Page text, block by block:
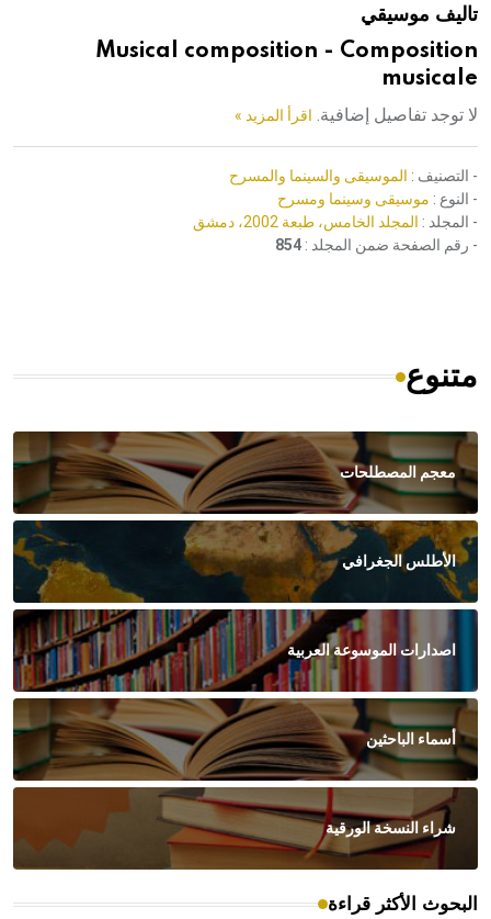
هيئة الموسوعة العربية تطلق موسوعات جديدة في عام 2026تاليف موسيقي
Musical composition - Composition
musicale
لا توجد تفاصيل إضافية. اقرأ المزيد »
- التصنيف : الموسيقى والسينما والمسرح
- النوع : موسيقى وسينما ومسرح
- المجلد : المجلد الخامس، طبعة 2002، دمشق
- رقم الصفحة ضمن المجلد : 854
متنوع
معجم المصطلحات
الأطلس الجغرافي
اصدارات الموسوعة العربية
أسماء الباحثين
شراء النسخة الورقية
البحوث الأكثر قراءة